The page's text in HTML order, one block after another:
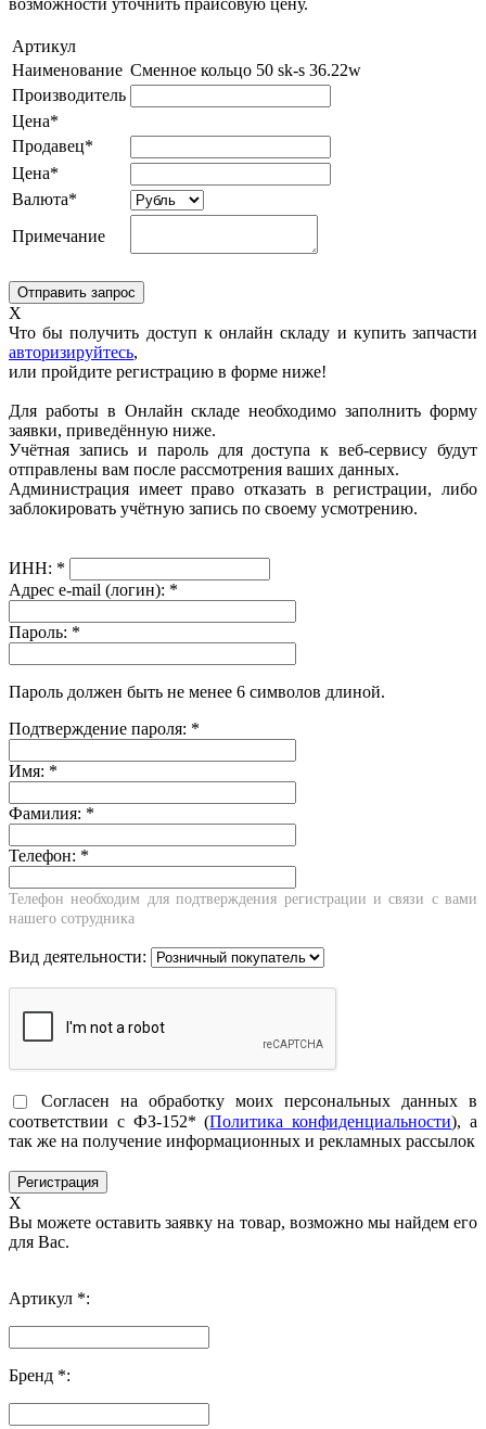
Артикул
Наименование Сменное кольцо 50 sk-s 36.22w
Производитель
Цена*
Продавец*
Цена*
Валюта*
Примечание
X
Что бы получить доступ к онлайн складу и купить запчасти
авторизируйтесь,
или пройдите регистрацию в форме ниже!
Для работы в Онлайн складе необходимо заполнить форму
заявки, приведённую ниже.
Учётная запись и пароль для доступа к веб-сервису будут
отправлены вам после рассмотрения ваших данных.
Администрация имеет право отказать в регистрации, либо
заблокировать учётную запись по своему усмотрению.
ИНН: *
Адрес e-mail (логин): *
Пароль: *
Пароль должен быть не менее 6 символов длиной.
Подтверждение пароля: *
Имя: *
Фамилия: *
Телефон: *
Телефон необходим для подтверждения регистрации и связи с вами
нашего сотрудника
Вид деятельности:
Согласен на обработку моих персональных данных в
соответствии с ФЗ-152* (Политика конфиденциальности), а
так же на получение информационных и рекламных рассылок
X
Вы можете оставить заявку на товар, возможно мы найдем его
для Вас.
Артикул *:
Бренд *: